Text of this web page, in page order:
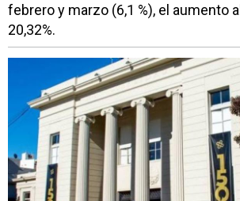
febrero y marzo (6,1 %), el aumento
20,32%.